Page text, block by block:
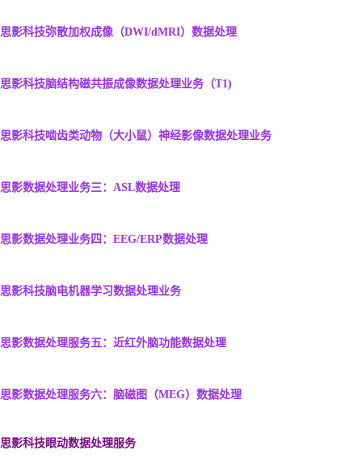
思影科技弥散加权成像（DWI/dMRI）数据处理
思影科技脑结构磁共振成像数据处理业务（T1)
思影科技啮齿类动物（大小鼠）神经影像数据处理业务
思影数据处理业务三： ASL数据处理
思影数据处理业务四： EEG/ERP数据处理
思影科技脑电机器学习数据处理业务
思影数据处理服务五： 近红外脑功能数据处理
思影数据处理服务六： 脑磁图（MEG）数据处理
思影科技眼动数据处理服务